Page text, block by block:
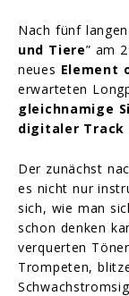
Nach fünf
und Tiere” am
neues Element
erwarteten
gleichnamige
digitaler Track
Der zunächst
es nicht nur
sich, wie man
schon denken
verquerten
Trompeten,